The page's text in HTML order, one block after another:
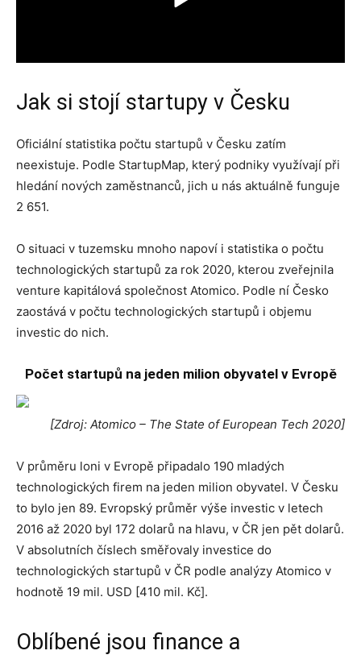
Jak si stojí startupy v Česku
Oficiální statistika počtu startupů v Česku zatím
neexistuje. Podle StartupMap, který podniky využívají při
hledání nových zaměstnanců, jich u nás aktuálně funguje
2 651.
O situaci v tuzemsku mnoho napoví i statistika o počtu
technologických startupů za rok 2020, kterou zveřejnila
venture kapitálová společnost Atomico. Podle ní Česko
zaostává v počtu technologických startupů i objemu
investic do nich.
Počet startupů na jeden milion obyvatel v Evropě
[Zdroj: Atomico – The State of European Tech 2020]
V průměru loni v Evropě připadalo 190 mladých
technologických firem na jeden milion obyvatel. V Česku
to bylo jen 89. Evropský průměr výše investic v letech
2016 až 2020 byl 172 dolarů na hlavu, v ČR jen pět dolarů.
V absolutních číslech směřovaly investice do
technologických startupů v ČR podle analýzy Atomico v
hodnotě 19 mil. USD [410 mil. Kč].
Oblíbené jsou finance a